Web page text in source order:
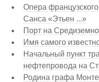
Опера
Санса «Этьен ...»
Порт на
Имя самого
Начальный пункт
нефтепровода на
Родина графа